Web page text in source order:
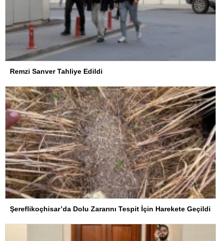
Remzi Sanver Tahliye Edildi
Şereflikoçhisar’da Dolu Zararını Tespit İçin Harekete Geçildi